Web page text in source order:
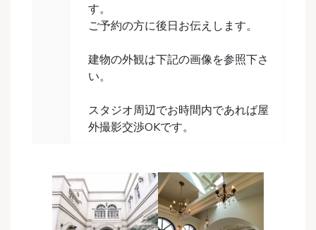
す。
ご予約の方に後日お伝えします。
建物の外観は下記の画像を参照下さ
い。
スタジオ周辺でお時間内であれば屋
外撮影交渉OKです。